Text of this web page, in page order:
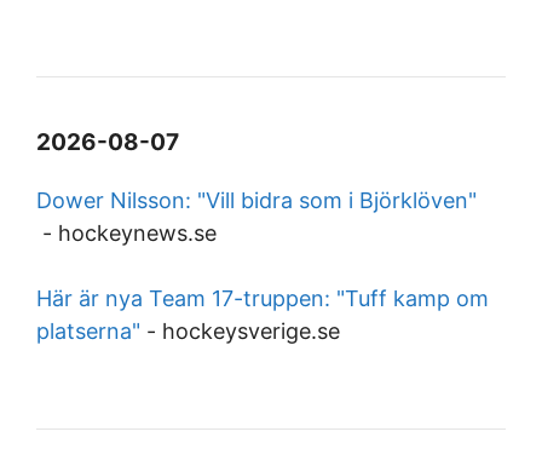
2026-08-07
Dower Nilsson: "Vill bidra som i Björklöven"
- hockeynews.se
Här är nya Team 17-truppen: "Tuff kamp om
platserna" - hockeysverige.se